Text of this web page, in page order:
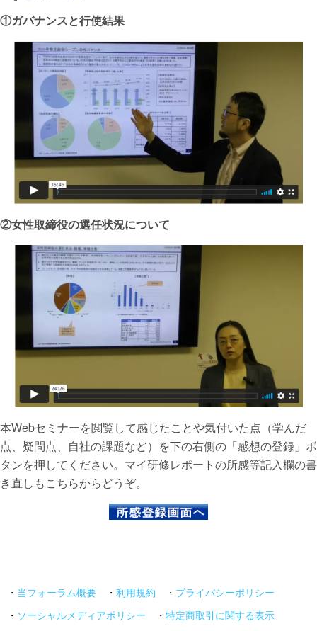
①ガバナンスと行使結果
②女性取締役の選任状況について
本Webセミナーを閲覧して感じたことや気付いた点（学んだ
点、疑問点、自社の課題など）を下の右側の「感想の登録」ボ
タンを押してください。マイ研修レポートの所感等記入欄の書
き直しもこちらからどうぞ。
・ 当フォーラム概要 ・ 利用規約 ・ プライバシーポリシー
・ ソーシャルメディアポリシー ・ 特定商取引に関する表示